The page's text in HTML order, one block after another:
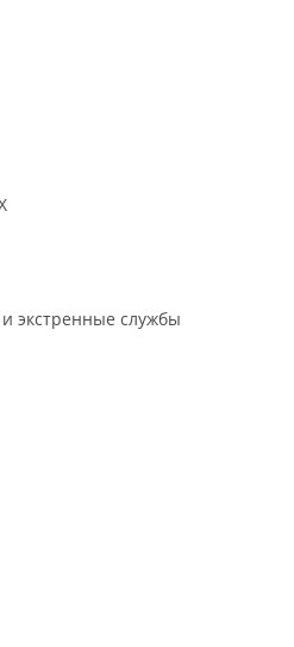
экстренные службы